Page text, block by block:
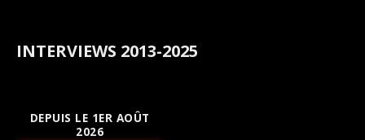
INTERVIEWS 2013-2025
DEPUIS LE 1ER AOÛT
2026